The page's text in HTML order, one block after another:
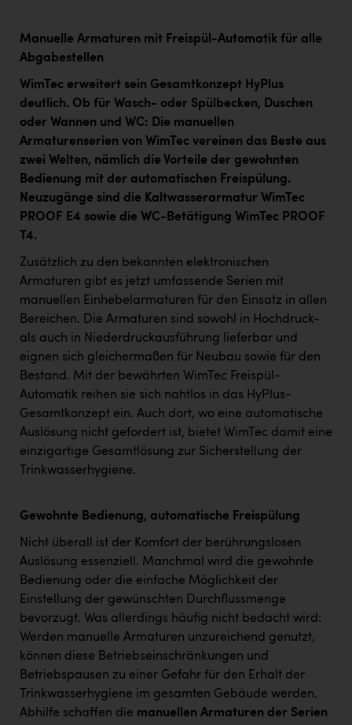
Manuelle Armaturen mit Freispül-Automatik für alle
Abgabestellen
WimTec erweitert sein Gesamtkonzept HyPlus
deutlich. Ob für Wasch- oder Spülbecken, Duschen
oder Wannen und WC: Die manuellen
Armaturenserien von WimTec vereinen das Beste aus
zwei Welten, nämlich die Vorteile der gewohnten
Bedienung mit der automatischen Freispülung.
Neuzugänge sind die Kaltwasserarmatur WimTec
PROOF E4 sowie die WC-Betätigung WimTec PROOF
T4.
Zusätzlich zu den bekannten elektronischen
Armaturen gibt es jetzt umfassende Serien mit
manuellen Einhebelarmaturen für den Einsatz in allen
Bereichen. Die Armaturen sind sowohl in Hochdruck-
als auch in Niederdruckausführung lieferbar und
eignen sich gleichermaßen für Neubau sowie für den
Bestand. Mit der bewährten WimTec Freispül-
Automatik reihen sie sich nahtlos in das HyPlus-
Gesamtkonzept ein. Auch dort, wo eine automatische
Auslösung nicht gefordert ist, bietet WimTec damit eine
einzigartige Gesamtlösung zur Sicherstellung der
Trinkwasserhygiene.
Gewohnte Bedienung, automatische Freispülung
Nicht überall ist der Komfort der berührungslosen
Auslösung essenziell. Manchmal wird die gewohnte
Bedienung oder die einfache Möglichkeit der
Einstellung der gewünschten Durchflussmenge
bevorzugt. Was allerdings häufig nicht bedacht wird:
Werden manuelle Armaturen unzureichend genutzt,
können diese Betriebseinschränkungen und
Betriebspausen zu einer Gefahr für den Erhalt der
Trinkwasserhygiene im gesamten Gebäude werden.
Abhilfe schaffen die manuellen Armaturen der Serien